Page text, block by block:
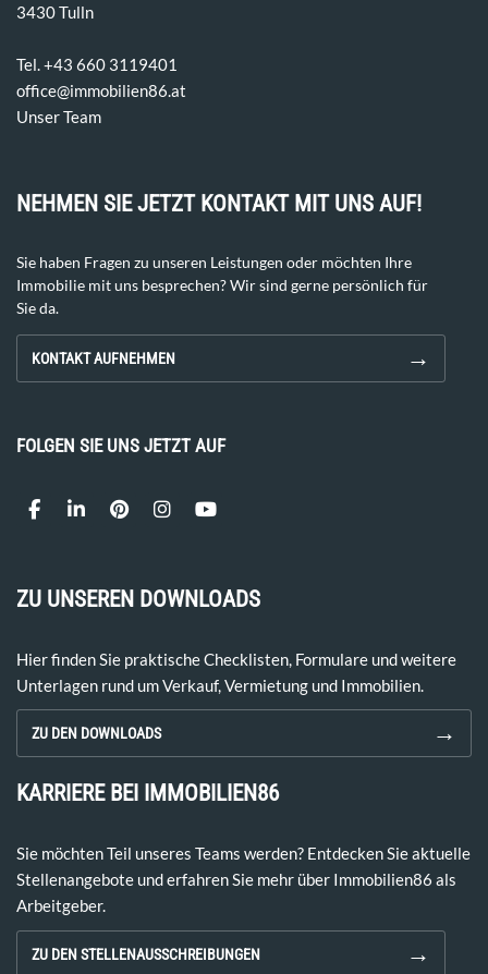
3430 Tulln
Tel. ‭+43 660 3119401‬
office@immobilien86.at
Unser Team
NEHMEN SIE JETZT KONTAKT MIT UNS AUF!
Sie haben Fragen zu unseren Leistungen oder möchten Ihre
Immobilie mit uns besprechen? Wir sind gerne persönlich für
Sie da.
KONTAKT AUFNEHMEN →
FOLGEN SIE UNS JETZT AUF
ZU UNSEREN DOWNLOADS
Hier finden Sie praktische Checklisten, Formulare und weitere
Unterlagen rund um Verkauf, Vermietung und Immobilien.
ZU DEN DOWNLOADS →
KARRIERE BEI IMMOBILIEN86
Sie möchten Teil unseres Teams werden? Entdecken Sie aktuelle
Stellenangebote und erfahren Sie mehr über Immobilien86 als
Arbeitgeber.
ZU DEN STELLENAUSSCHREIBUNGEN →